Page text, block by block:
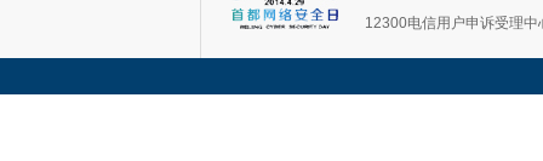
12300电信用户申诉受理中